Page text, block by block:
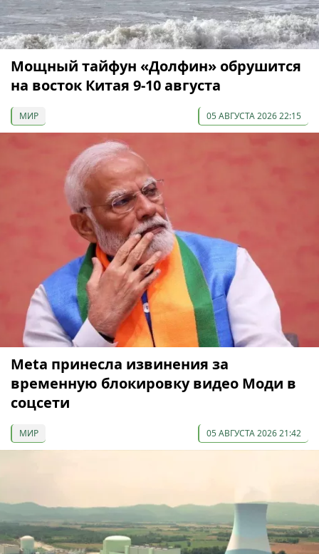
Мощный тайфун «Долфин» обрушится
на восток Китая 9-10 августа
МИР 05 АВГУСТА 2026 22:15
Meta принесла извинения за
временную блокировку видео Моди в
соцсети
МИР 05 АВГУСТА 2026 21:42